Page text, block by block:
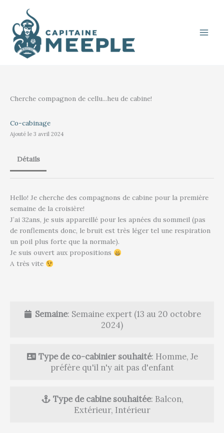
contenu
Cherche compagnon de cellu...heu de cabine!
Co-cabinage
Ajouté le 3 avril 2024
Détails
Hello! Je cherche des compagnons de cabine pour la première
semaine de la croisière!
J’ai 32ans, je suis appareillé pour les apnées du sommeil (pas
de ronflements donc, le bruit est très léger tel une respiration
un poil plus forte que la normale).
Je suis ouvert aux propositions
A très vite
Semaine: Semaine expert (13 au 20 octobre
2024)
Type de co-cabinier souhaité: Homme, Je
préfère qu'il n'y ait pas d'enfant
Type de cabine souhaitée: Balcon,
Extérieur, Intérieur